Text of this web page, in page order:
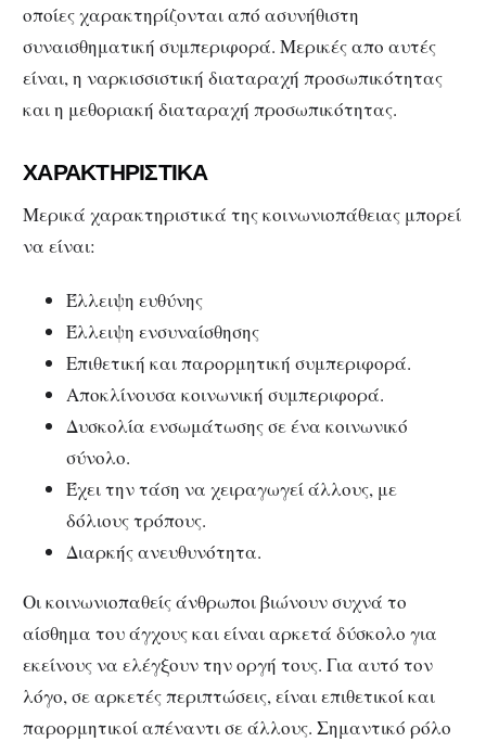
οποίες χαρακτηρίζονται από ασυνήθιστη
συναισθηματική συμπεριφορά. Μερικές απο αυτές
είναι, η ναρκισσιστική διαταραχή προσωπικότητας
και η μεθοριακή διαταραχή προσωπικότητας.
ΧΑΡΑΚΤΗΡΙΣΤΙΚΑ
Μερικά χαρακτηριστικά της κοινωνιοπάθειας μπορεί
να είναι:
Έλλειψη ευθύνης
Έλλειψη ενσυναίσθησης
Επιθετική και παρορμητική συμπεριφορά.
Αποκλίνουσα κοινωνική συμπεριφορά.
Δυσκολία ενσωμάτωσης σε ένα κοινωνικό
σύνολο.
Έχει την τάση να χειραγωγεί άλλους, με
δόλιους τρόπους.
Διαρκής ανευθυνότητα.
Οι κοινωνιοπαθείς άνθρωποι βιώνουν συχνά το
αίσθημα του άγχους και είναι αρκετά δύσκολο για
εκείνους να ελέγξουν την οργή τους. Για αυτό τον
λόγο, σε αρκετές περιπτώσεις, είναι επιθετικοί και
παρορμητικοί απέναντι σε άλλους. Σημαντικό ρόλο